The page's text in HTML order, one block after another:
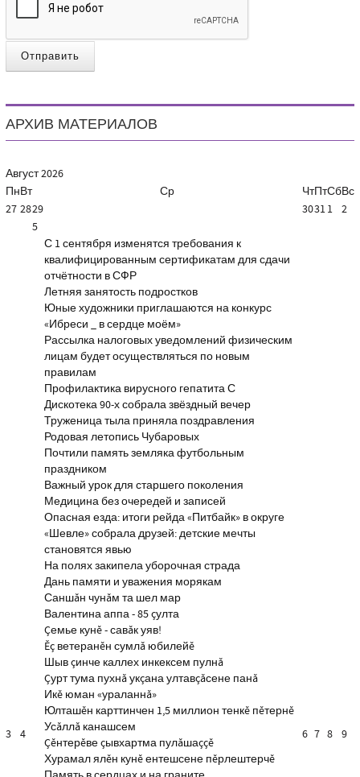
Отправить
АРХИВ МАТЕРИАЛОВ
Август2026
ПнВт Ср ЧтПтСбВс
27 2829 30311 2
3 4
5
С 1 сентября изменятся требования к
квалифицированным сертификатам для сдачи
отчётности в СФР
Летняя занятость подростков
Юные художники приглашаются на конкурс
«Ибреси _ в сердце моём»
Рассылка налоговых уведомлений физическим
лицам будет осуществляться по новым
правилам
Профилактика вирусного гепатита С
Дискотека 90-х собрала звёздный вечер
Труженица тыла приняла поздравления
Родовая летопись Чубаровых
Почтили память земляка футбольным
праздником
Важный урок для старшего поколения
Медицина без очередей и записей
Опасная езда: итоги рейда «Питбайк» в округе
«Шевле» собрала друзей: детские мечты
становятся явью
На полях закипела уборочная страда
Дань памяти и уважения морякам
Саншăн чунăм та шел мар
Валентина аппа - 85 çулта
Çемье кунĕ - савăк уяв!
Ĕç ветеранĕн сумлă юбилейĕ
Шыв çинче каллех инкексем пулнă
Çурт тума пухнă укçана ултавçăсене панă
Икĕ юман «ураланнă»
Юлташĕн карттинчен 1,5 миллион тенкĕ пĕтернĕ
Усăллă канашсем
Çĕнтерĕве çывхартма пулăшаççĕ
Хурамал ялĕн кунĕ ентешсене пĕрлештерчĕ
6 7 8 9